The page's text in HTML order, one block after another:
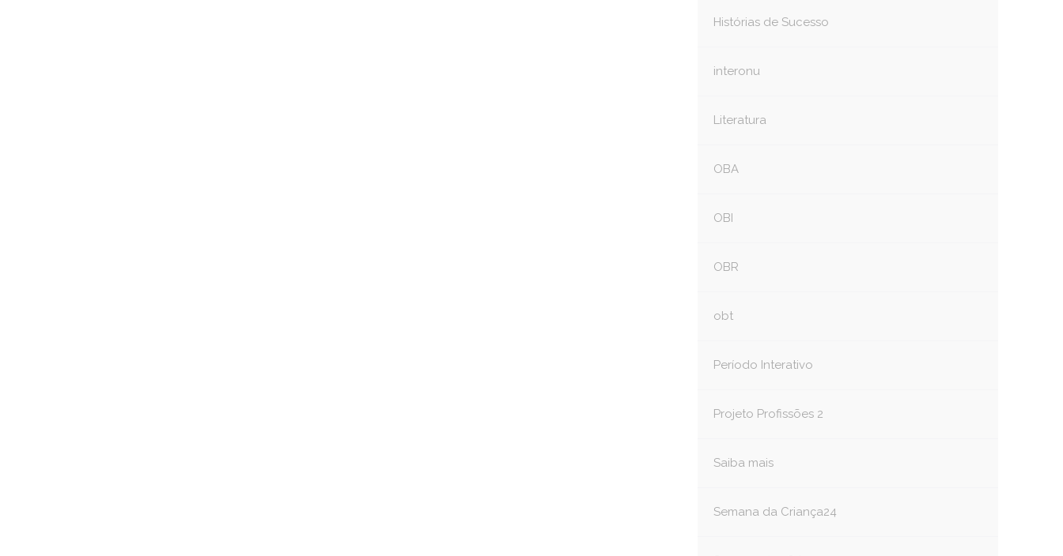
Histórias de Sucesso
interonu
Literatura
OBA
OBI
OBR
obt
Período Interativo
Projeto Profissões 2
Saiba mais
Semana da Criança24